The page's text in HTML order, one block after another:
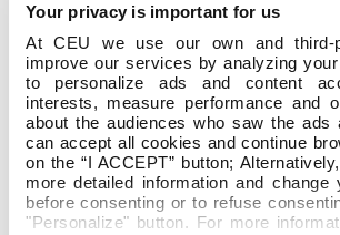
Your privacy is important for us
At CEU we use our own and third-
improve our services by analyzing
to personalize ads and content
interests, measure performance and
about the audiences who saw the ads
can accept all cookies and continue
on the “I ACCEPT” button;
more detailed information and change
before consenting or to refuse
"Personalize" button. For more